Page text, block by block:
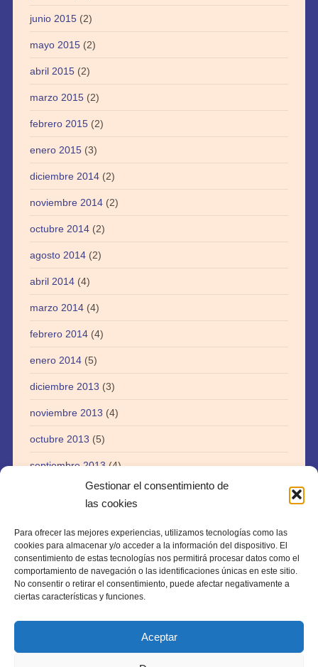
Gestionar el consentimiento de
las cookies
Para ofrecer las mejores experiencias, utilizamos tecnologías como las
cookies para almacenar y/o acceder a la información del dispositivo. El
consentimiento de estas tecnologías nos permitirá procesar datos como el
comportamiento de navegación o las identificaciones únicas en este sitio.
No consentir o retirar el consentimiento, puede afectar negativamente a
ciertas características y funciones.
Aceptar
junio 2015(2)
mayo 2015(2)
abril 2015(2)
marzo 2015(2)
febrero 2015(2)
enero 2015(3)
diciembre 2014(2)
noviembre 2014(2)
octubre 2014(2)
agosto 2014(2)
abril 2014(4)
marzo 2014(4)
febrero 2014(4)
enero 2014(5)
diciembre 2013 (3)
noviembre 2013 (4)
octubre 2013 (5)
septiembre 2013(4)
(5)
abril 2013(1)
agosto 2012(1)
julio 2012(1)